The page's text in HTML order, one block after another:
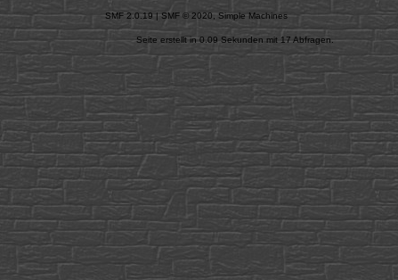
SMF 2.0.19| SMF © 2020 Simple Machines
Seite erstellt in 0.09 Sekunden mit 17 Abfragen.